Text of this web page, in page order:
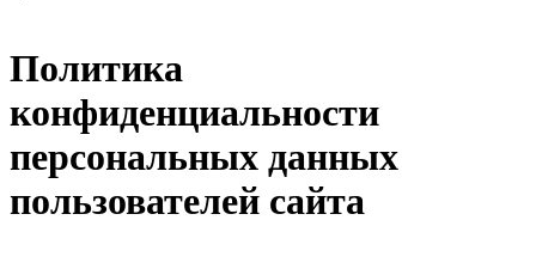
Политика
конфиденциальности
персональных данных
пользователей сайта